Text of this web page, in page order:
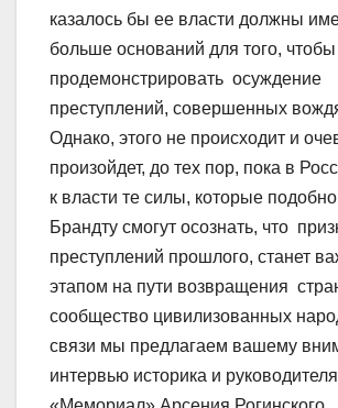
казалось бы ее власти должны
больше оснований для того, чтобы
продемонстрировать осуждение
преступлений, совершенных
Однако, этого не происходит и
произойдет, до тех пор, пока в
к власти те силы, которые
Брандту смогут осознать, что
преступлений прошлого, станет
этапом на пути возвращения
сообщество цивилизованных
связи мы предлагаем вашему
интервью историка и